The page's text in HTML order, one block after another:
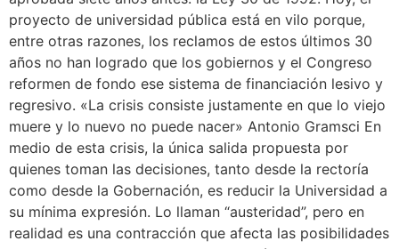
proyecto de universidad pública está en vilo porque,
entre otras razones, los reclamos de estos últimos 30
años no han logrado que los gobiernos y el Congreso
reformen de fondo ese sistema de financiación lesivo y
regresivo. «La crisis consiste justamente en que lo viejo
muere y lo nuevo no puede nacer» Antonio Gramsci En
medio de esta crisis, la única salida propuesta por
quienes toman las decisiones, tanto desde la rectoría
como desde la Gobernación, es reducir la Universidad a
su mínima expresión. Lo llaman “austeridad”, pero en
realidad es una contracción que afecta las posibilidades